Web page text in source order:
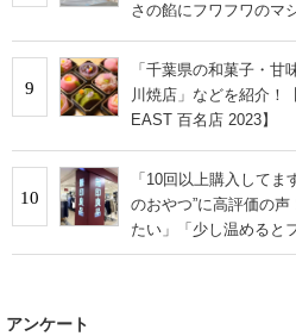
さの餡にフワフワのマ
9
「千葉県の和菓子・
川焼店」などを紹介！
EAST 百名店 2023】
10
「10回以上購入して
のおやつ”に高評価の
たい」「少し温めると
アンケート